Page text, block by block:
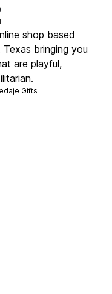
shop based
bringing you
are playful,
Gifts